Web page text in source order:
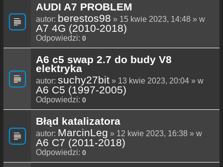
AUDI A7 PROBLEM
autor: berestos98 » 15 kwie 2023, 14:48 » w
A7 4G (2010-2018)
Odpowiedzi: 0
A6 c5 swap 2.7 do budy V8
elektryka
autor: suchy27bit » 13 kwie 2023, 20:04 » w
A6 C5 (1997-2005)
Odpowiedzi: 0
Błąd katalizatora
autor: MarcinLeg » 12 kwie 2023, 16:38 » w
A6 C7 (2011-2018)
Odpowiedzi: 0